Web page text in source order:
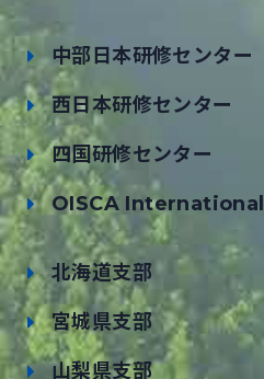
中部日本研修センター
西日本研修センター
四国研修センター
OISCA International
北海道支部
宮城県支部
山梨県支部